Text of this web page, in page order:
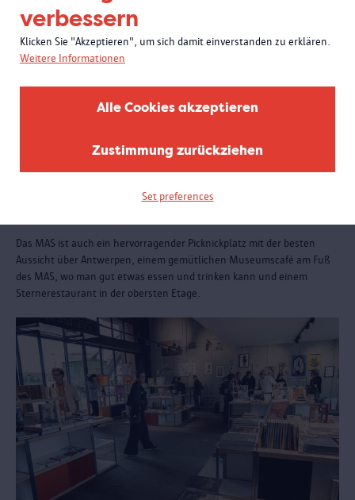
verbessern
Klicken Sie "Akzeptieren", um sich damit einverstanden zu erklären.
Weitere Informationen
Alle Cookies akzeptieren
Zustimmung zurückziehen
Set preferences
Das MAS ist auch ein hervorragender Picknickplatz mit der besten
Aussicht über Antwerpen, einem gemütlichen Museumscafé am Fuß
des MAS, wo man gut etwas essen und trinken kann und einem
Sternerestaurant in der obersten Etage.